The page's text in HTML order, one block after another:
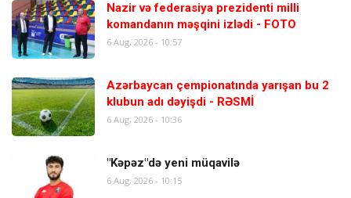
Nazir və federasiya prezidenti milli
komandanın məşqini izlədi - FOTO
6 Aug, 2026 - 10:57
Azərbaycan çempionatında yarışan bu 2
klubun adı dəyişdi - RƏSMİ
6 Aug, 2026 - 10:36
"Kəpəz"də yeni müqavilə
6 Aug, 2026 - 10:15